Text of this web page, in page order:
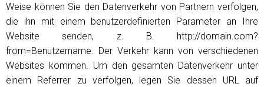
Weise können Sie den Datenverkehr von Partnern verfolgen,
die ihn mit einem benutzerdefinierten Parameter an Ihre
Website senden, z. B. http://domain.com?
from=Benutzername. Der Verkehr kann von verschiedenen
Websites kommen. Um den gesamten Datenverkehr unter
einem Referrer zu verfolgen, legen Sie dessen URL auf